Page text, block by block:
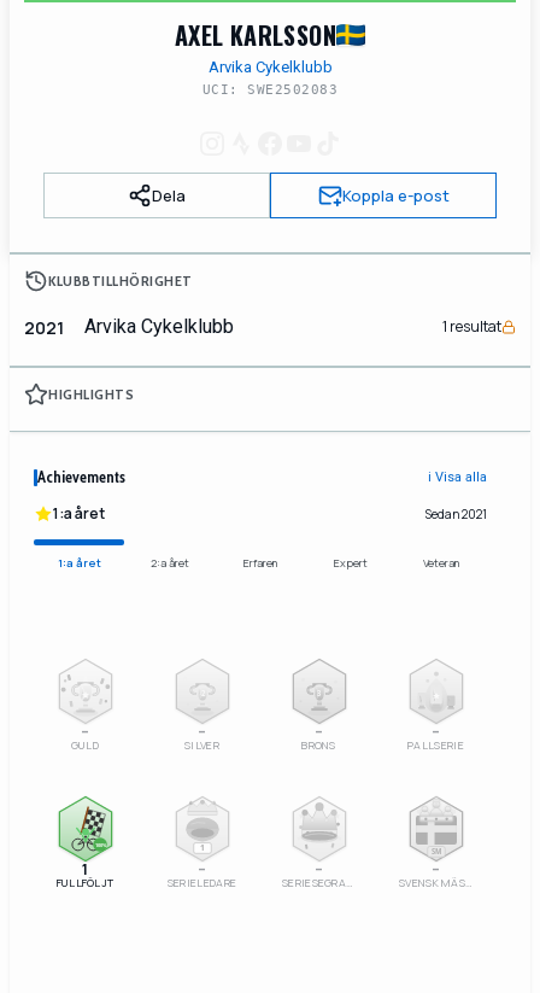
AXEL KARLSSON
Arvika Cykelklubb
UCI: SWE2502083
Dela Koppla e-post
KLUBBTILLHÖRIGHET
2021 Arvika Cykelklubb 1 resultat
HIGHLIGHTS
Achievements ℹ️ Visa alla
1:a året Sedan 2021
1:a året 2:a året Erfaren Expert Veteran
–
GULD
–
SILVER
3
–
BRONS
–
PALLSERIE
100%
1
FULLFÖLJT
1
–
SERIELEDARE
–
SERIESEGRARE
SM
–
SVENSK MÄSTARE